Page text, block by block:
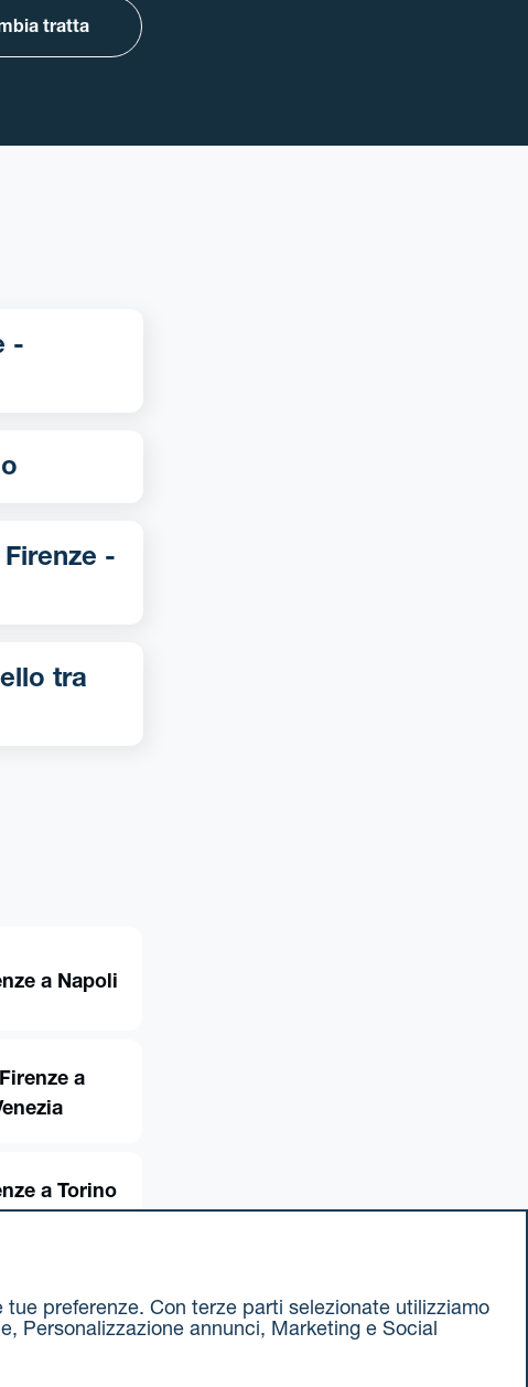
tratta
tra
a Napoli
a
a Torino
preferenze. Con terze parti selezionate utilizziamo
Personalizzazione annunci, Marketing e Social